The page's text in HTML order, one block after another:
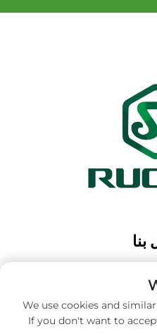
بنا
We use cookies and
If you don't want to